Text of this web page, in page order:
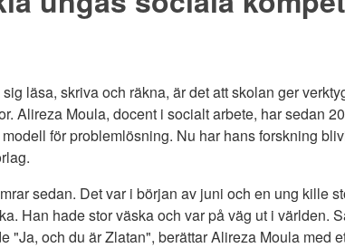
läsa, skriva och räkna, är det att skolan ger
Alireza Moula, docent i socialt arbete, har sedan
för problemlösning. Nu har hans forskning
sedan. Det var i början av juni och en ung kille
Han hade stor väska och var på väg ut i världen.
"Ja, och du är Zlatan", berättar Alireza Moula med